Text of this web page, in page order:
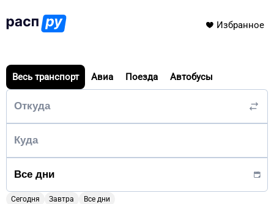
Избранное
Весь транспорт Авиа Поезда Автобусы
Сегодня Завтра Все дни